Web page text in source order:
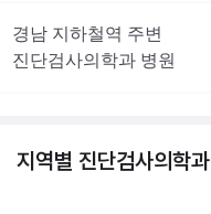
경남 지하철역 주변
진단검사의학과 병원
지역별 진단검사의학과